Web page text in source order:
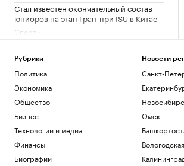
Стал известен окончательный состав
юниоров на этап Гран-при ISU в Китае
Спорт
Регбийный клуб из Франции подвергся
Спорт
Жизнь с видом на пруд или реку:
подборка жилья у набережных и
пляжей
В Железногорске ввели режим ЧС из-за
отсутствия воды
Общество
«Аэрофлот» назвал дату
Рубрики
Политика
Экономика
Общество
Бизнес
Технологии и медиа
Финансы
Биографии
Новости
Санкт-
Омск